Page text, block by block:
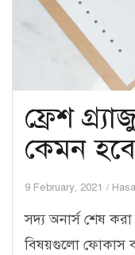
ফ্রেশ
কেমন
9 February, 2021
সদ্য অনার্স শেষ
বিষয়গুলো ফোকাস